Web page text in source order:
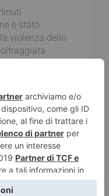
è stato
violenza dello
sciocca
durevole
l’ignoranza
pochi capirono
agli occhi